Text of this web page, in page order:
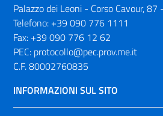
Palazzo dei Leoni - Corso Cavour,
Telefono: +39 090 776 1111
Fax: +39 090 776 12 62
PEC: protocollo@pec.prov.me.it
C.F. 80002760835
INFORMAZIONI SUL SITO